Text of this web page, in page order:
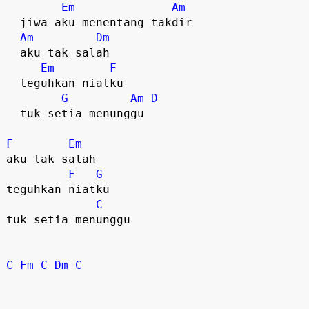
Em
Am
  jiwa aku menentang takdir
Am
Dm
  aku tak salah
Em
F
  teguhkan niatku
G
Am
D
  tuk setia menunggu
F
Em
aku tak salah
F
G
teguhkan niatku
C
tuk setia menunggu
C Fm C Dm C